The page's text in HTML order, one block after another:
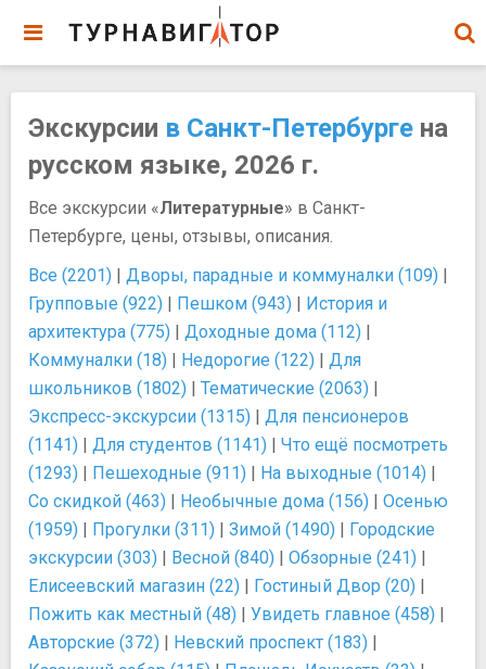
Экскурсии в Санкт-Петербурге на
русском языке, 2026 г.
Все экскурсии «Литературные» в Санкт-
Петербурге, цены, отзывы, описания.
Все (2201) | Дворы, парадные и коммуналки (109) |
Групповые (922) | Пешком (943) | История и
архитектура (775) | Доходные дома (112) |
Коммуналки (18) | Недорогие (122) | Для
школьников (1802) | Тематические (2063) |
Экспресс-экскурсии (1315) | Для пенсионеров
(1141) | Для студентов (1141) | Что ещё посмотреть
(1293) | Пешеходные (911) | На выходные (1014) |
Со скидкой (463) | Необычные дома (156) | Осенью
(1959) | Прогулки (311) | Зимой (1490) | Городские
экскурсии (303) | Весной (840) | Обзорные (241) |
Елисеевский магазин (22) | Гостиный Двор (20) |
Пожить как местный (48) | Увидеть главное (458) |
Авторские (372) | Невский проспект (183) |